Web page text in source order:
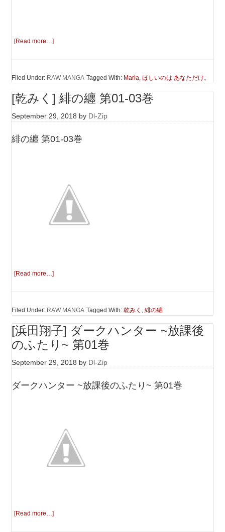
[Read more…]
Filed Under: RAW MANGA Tagged With: Maria,ほしいのは あなただけ。
[乾みく] 緋の纏 第01-03巻
September 29, 2018 by Dl-Zip
緋の纏 第01-03巻
[Read more…]
Filed Under: RAW MANGA Tagged With:乾みく ,緋の纏
[浜田翔子] ダークハンター ~放課後
のふたり~ 第01巻
September 29, 2018 by Dl-Zip
ダークハンター ~放課後のふたり~ 第01巻
[Read more…]